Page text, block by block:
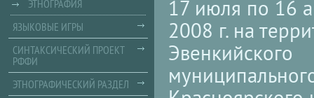
17 июля по 16
2008 г. на
Эвенкийского
ЭТНОГРАФИЯ
ЯЗЫКОВЫЕ ИГРЫ
СИНТАКСИЧЕСКИЙ ПРОЕКТ
РФФИ
ЭТНОГРАФИЧЕСКИЙ РАЗДЕЛ